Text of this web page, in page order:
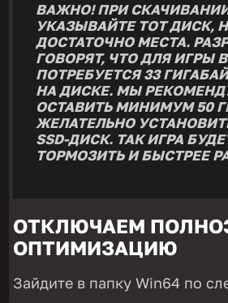
ВАЖНО! ПРИ
УКАЗЫВАЙТЕ ТОТ ДИСК,
ДОСТАТОЧНО МЕСТА.
ГОВОРЯТ, ЧТО ДЛЯ ИГРЫ
ПОТРЕБУЕТСЯ 33
НА ДИСКЕ. МЫ
ОСТАВИТЬ МИНИМУМ 50
ЖЕЛАТЕЛЬНО
SSD-ДИСК. ТАК ИГРА
ТОРМОЗИТЬ И БЫСТРЕЕ
ОТКЛЮЧАЕМ
ОПТИМИЗАЦИЮ
Зайдите в папку Win64 по